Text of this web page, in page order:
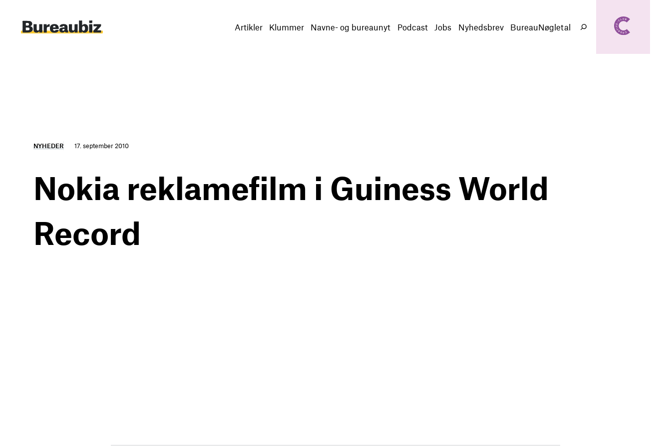
indhold
Artikler Klummer Navne- og bureaunyt Podcast Jobs Nyhedsbrev BureauNøgletal
Søg
NYHEDER 17. september 2010
Nokia reklamefilm i Guiness World
Record